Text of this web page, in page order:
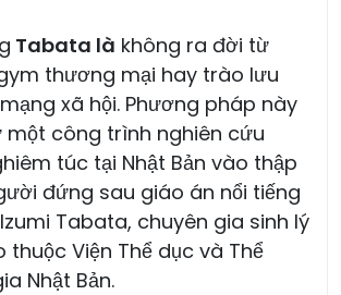
Tabata là không ra đời từ
thương mại hay trào lưu
xã hội. Phương pháp này
công trình nghiên cứu
túc tại Nhật Bản vào thập
đứng sau giáo án nổi tiếng
Tabata, chuyên gia sinh lý
thuộc Viện Thể dục và Thể
Nhật Bản.